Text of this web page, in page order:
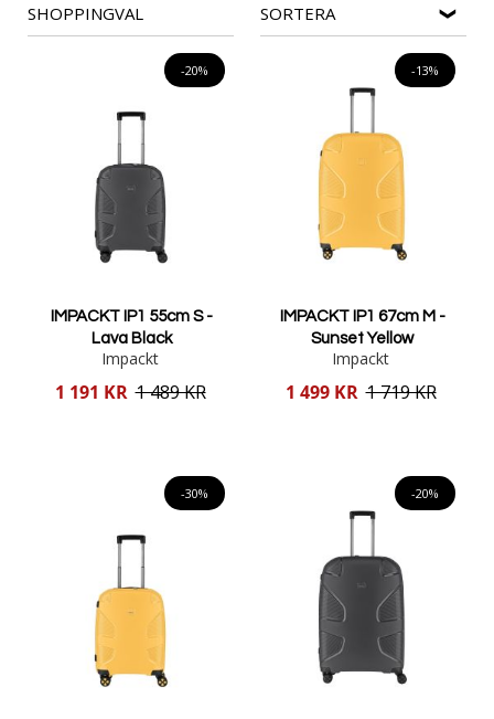
SHOPPINGVAL SORTERA
-20%
IMPACKT IP1 55cm S -
Lava Black
Impackt
Reducerat
1 191 KR 1 489 KR
-13%
IMPACKT IP1 67cm M -
Sunset Yellow
Impackt
Reducerat
1 499 KR 1 719 KR
-30% -20%